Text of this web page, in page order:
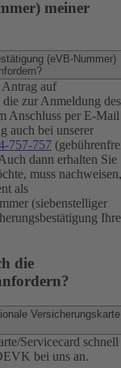
meiner
(eVB-Nummer)
Antrag auf
zur Anmeldung des
Anschluss per E-Mail
auch bei unserer
​757-757
dann erhalten Sie
muss nachweisen,
als
(siebenstelliger
die
Versicherungskarte
Servicecard schnell
bei uns an.